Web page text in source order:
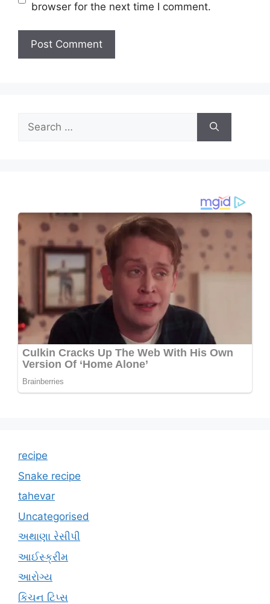
browser for the next time I comment.
for:
recipe
Snake recipe
tahevar
Uncategorised
અથાણા રેસીપી
આઈસ્ક્રીમ
આરોગ્ય
કિચન ટિપ્સ